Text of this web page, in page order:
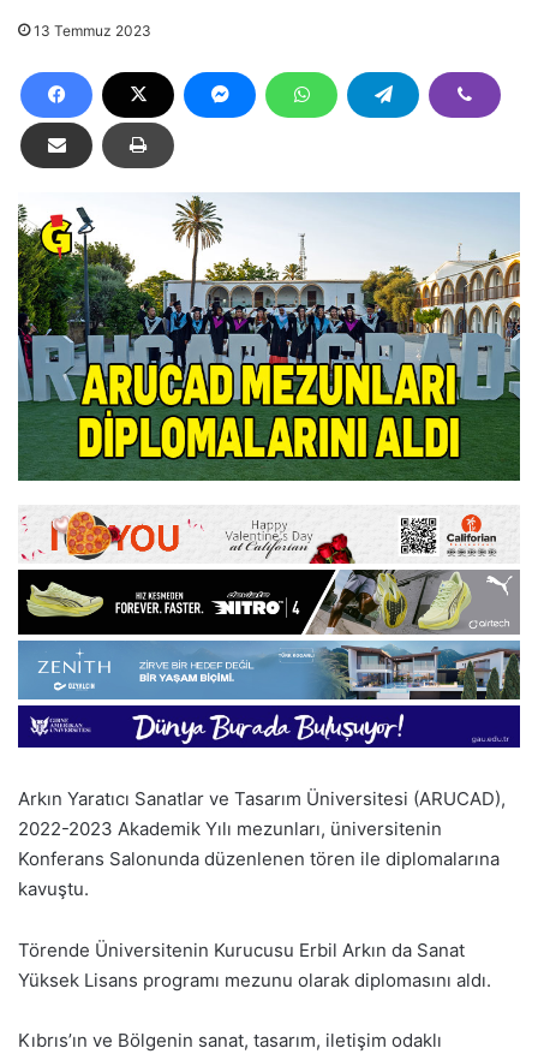
13 Temmuz 2023
Arkın Yaratıcı Sanatlar ve Tasarım Üniversitesi (ARUCAD),
2022-2023 Akademik Yılı mezunları, üniversitenin
Konferans Salonunda düzenlenen tören ile diplomalarına
kavuştu.
Törende Üniversitenin Kurucusu Erbil Arkın da Sanat
Yüksek Lisans programı mezunu olarak diplomasını aldı.
Kıbrıs’ın ve Bölgenin sanat, tasarım, iletişim odaklı